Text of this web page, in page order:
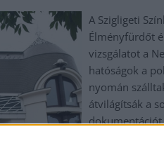
A Szigligeti
Élményfürdőt
vizsgálatot a
hatóságok a
nyomán
átvilágítsák a